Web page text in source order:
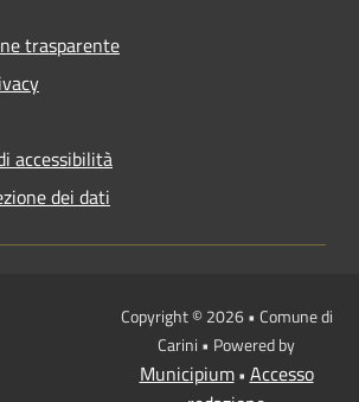
trasparente
accessibilità
dei dati
Copyright © 2026 • Comune di
Carini • Powered by
Municipium• Accesso